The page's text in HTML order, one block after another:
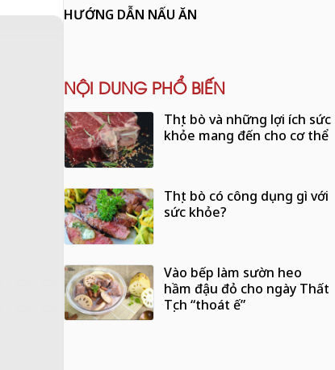
HƯỚNG DẪN NẤU ĂN
NỘI DUNG PHỔ BIẾN
Thịt bò và những lợi ích sức
khỏe mang đến cho cơ thể
Thịt bò có công dụng gì với
sức khỏe?
Vào bếp làm sườn heo
hầm đậu đỏ cho ngày Thất
Tịch “thoát ế”